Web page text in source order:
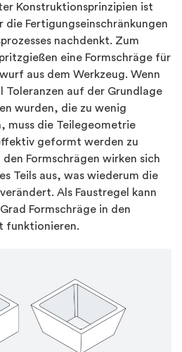
Konstruktionsprinzipien ist
Fertigungseinschränkungen
nachdenkt. Zum
eine Formschräge für
aus dem Werkzeug. Wenn
Toleranzen auf der Grundlage
wurden, die zu wenig
muss die Teilegeometrie
geformt werden zu
Formschrägen wirken sich
Teils aus, was wiederum die
Als Faustregel kann
Formschräge in den
funktionieren.